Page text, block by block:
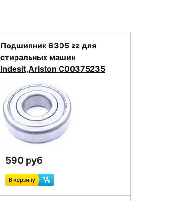
Подшипник 6305 zz для
стиральных машин
Indesit,Ariston C00375235
590 руб